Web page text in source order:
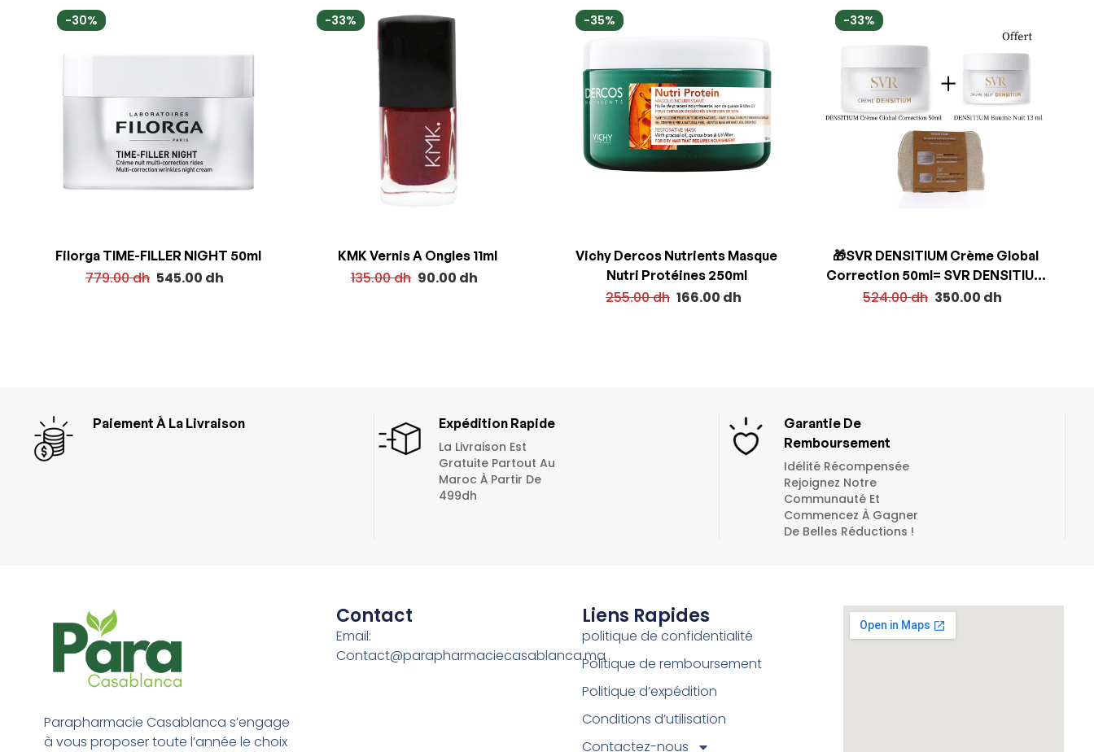
-30%
Filorga TIME-FILLER NIGHT 50ml
779.00dh 545.00 dh
-33%
KMK Vernis A Ongles 11ml
135.00dh 90.00 dh
-35%
Vichy Dercos Nutrients Masque
Nutri Protéines 250ml
255.00dh 166.00 dh
-33%
🎁SVR DENSITIUM Crème Global
Correction 50ml= SVR DENSITIUM
Baume Nuit + Trousse Offerts
524.00dh 350.00 dh
Paiement À La Livraison
Expédition Rapide
La Livraison Est
Gratuite Partout Au
Maroc À Partir De
499dh
Garantie De
Remboursement
Idélité Récompensée
Rejoignez Notre
Communauté Et
Commencez À Gagner
De Belles Réductions !
Parapharmacie Casablanca s’engage
à vous proposer toute l’année le choix
Contact
Email:
Contact@parapharmaciecasablanca.ma
Liens Rapides
politique de confidentialité
Politique de remboursement
Politique d’expédition
Conditions d’utilisation
Contactez-nous